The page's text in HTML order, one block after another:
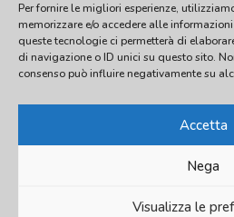
Per fornire le migliori esperienze,
memorizzare e/o accedere alle
queste tecnologie ci permetterà di
di navigazione o ID unici su questo sito.
consenso può influire negativamente su
Accetta
Nega
Visualizza le
Via Piave, 54 - 10044 Pianezza (TO)
011.2480338
info@avispiemonte.it-